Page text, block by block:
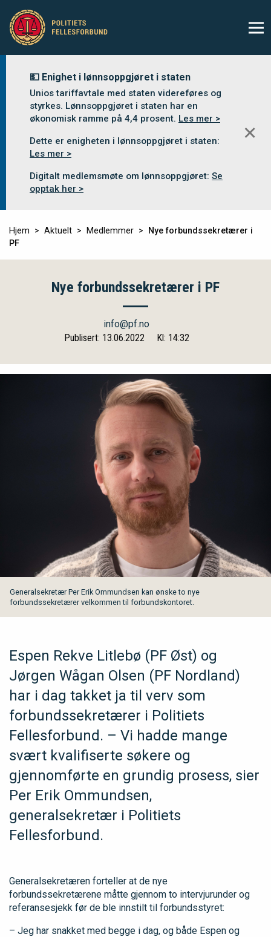
💵 Enighet i lønnsoppgjøret i staten
Unios tariffavtale med staten videreføres og
styrkes. Lønnsoppgjøret i staten har en
økonomisk ramme på 4,4 prosent. Les mer >
Dette er enigheten i lønnsoppgjøret i staten:
Les mer >
Digitalt medlemsmøte om lønnsoppgjøret: Se
opptak her >
✕
Hjem Aktuelt Medlemmer
Nye forbundssekretærer i
PF
Nye forbundssekretærer i PF
info@pf.no
Publisert: 13.06.2022
Kl: 14:32
Generalsekretær Per Erik Ommundsen kan ønske to nye
forbundssekretærer velkommen til forbundskontoret.
Espen Rekve Litlebø (PF Øst) og
Jørgen Wågan Olsen (PF Nordland)
har i dag takket ja til verv som
forbundssekretærer i Politiets
Fellesforbund. – Vi hadde mange
svært kvalifiserte søkere og
gjennomførte en grundig prosess, sier
Per Erik Ommundsen,
generalsekretær i Politiets
Fellesforbund.
Generalsekretæren forteller at de nye
forbundssekretærene måtte gjennom to intervjurunder og
referansesjekk før de ble innstilt til forbundsstyret:
– Jeg har snakket med begge i dag, og både Espen og